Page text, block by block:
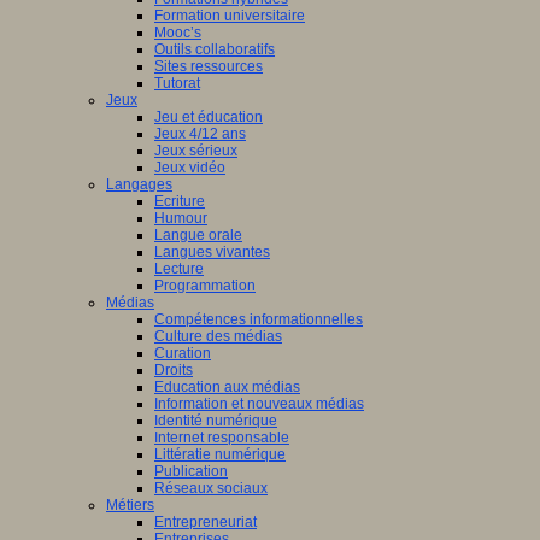
Formation universitaire
Mooc’s
Outils collaboratifs
Sites ressources
Tutorat
Jeux
Jeu et éducation
Jeux 4/12 ans
Jeux sérieux
Jeux vidéo
Langages
Ecriture
Humour
Langue orale
Langues vivantes
Lecture
Programmation
Médias
Compétences informationnelles
Culture des médias
Curation
Droits
Education aux médias
Information et nouveaux médias
Identité numérique
Internet responsable
Littératie numérique
Publication
Réseaux sociaux
Métiers
Entrepreneuriat